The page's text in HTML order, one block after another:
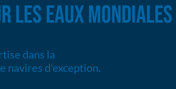
LES EAUX MONDIALES
dans la
navires d'exception.